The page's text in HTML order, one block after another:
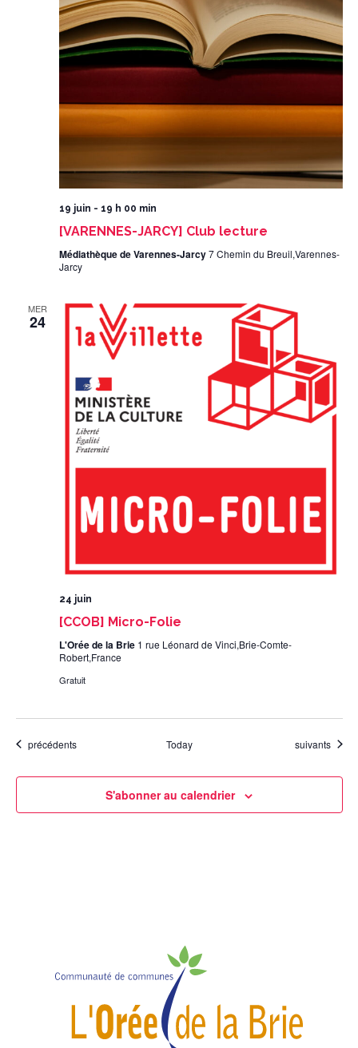
19 juin - 19 h 00 min
[VARENNES-JARCY] Club lecture
Médiathèque de Varennes-Jarcy7 Chemin du Breuil,Varennes-
Jarcy
MER
24
24 juin
[CCOB] Micro-Folie
L'Orée de la Brie 1 rue Léonard de Vinci,Brie-Comte-
Robert,France
Gratuit
Évènements
précédents Today Évènements
suivants
S'abonner au calendrier